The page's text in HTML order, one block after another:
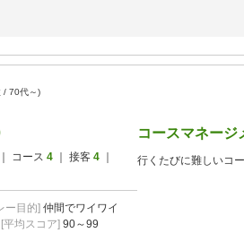
/ 70代～)
｜ コース 4 ｜ 接客 4
目的] 仲間でワイワイ
均スコア] 90～99
コースマネージ
行くたびに難しいコ